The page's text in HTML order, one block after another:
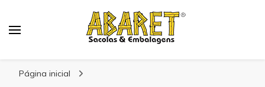
Página inicial